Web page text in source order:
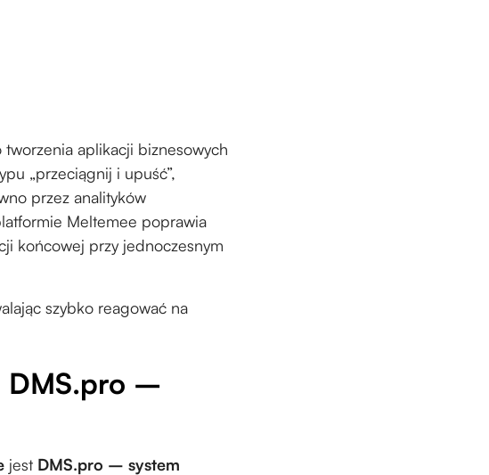
aplikacji biznesowych
„przeciągnij i upuść”,
przez analityków
Meltemee poprawia
końcowej przy jednoczesnym
szybko reagować na
DMS.pro –
jest DMS.pro – system